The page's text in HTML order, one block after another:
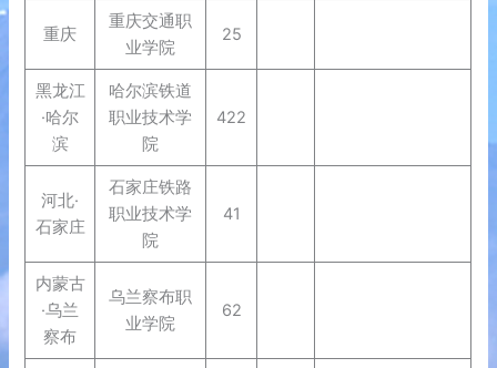
重庆
重庆交通职
业学院
25
黑龙江
·哈尔
滨
哈尔滨铁道
职业技术学
院
422
河北·
石家庄
石家庄铁路
职业技术学
院
41
内蒙古
·乌兰
察布
乌兰察布职
业学院
62